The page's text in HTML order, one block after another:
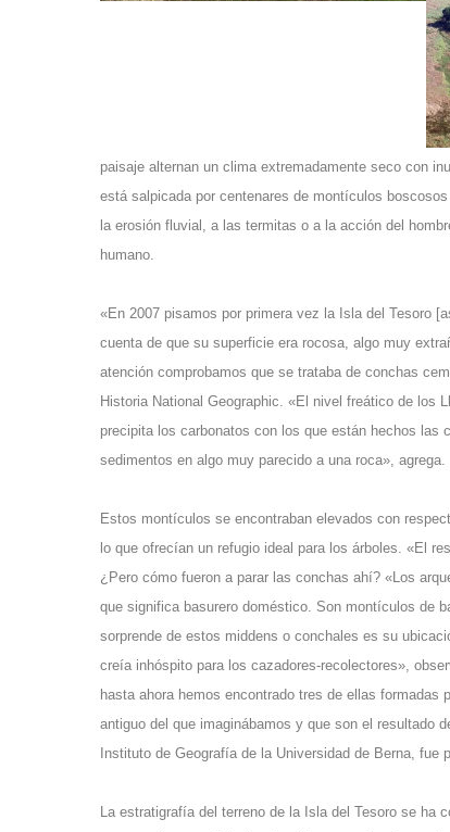
paisaje alternan un clima extremadamente seco con
está salpicada por centenares de montículos
la erosión fluvial, a las termitas o a la acción del
humano.
«En 2007 pisamos por primera vez la Isla del Tesoro
cuenta de que su superficie era rocosa, algo muy
atención comprobamos que se trataba de conchas
Historia National Geographic. «El nivel freático de los
precipita los carbonatos con los que están hechos las
sedimentos en algo muy parecido a una roca», agrega.
Estos montículos se encontraban elevados con
lo que ofrecían un refugio ideal para los árboles. «El
¿Pero cómo fueron a parar las conchas ahí? «Los
que significa basurero doméstico. Son montículos de
sorprende de estos middens o conchales es su
creía inhóspito para los cazadores-recolectores»,
hasta ahora hemos encontrado tres de ellas
antiguo del que imaginábamos y que son el resultado
Instituto de Geografía de la Universidad de Berna,
La estratigrafía del terreno de la Isla del Tesoro se ha